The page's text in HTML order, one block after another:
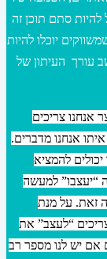
להיות סתם תוכן זה
יוכלו להיות
עורך העיתון של
אנחנו צריכים
אנחנו מדברים.
להמציא
“יעצבו” למעשה
זאת. על מנת
“לעצב” את
אם יש לנו מספר רב